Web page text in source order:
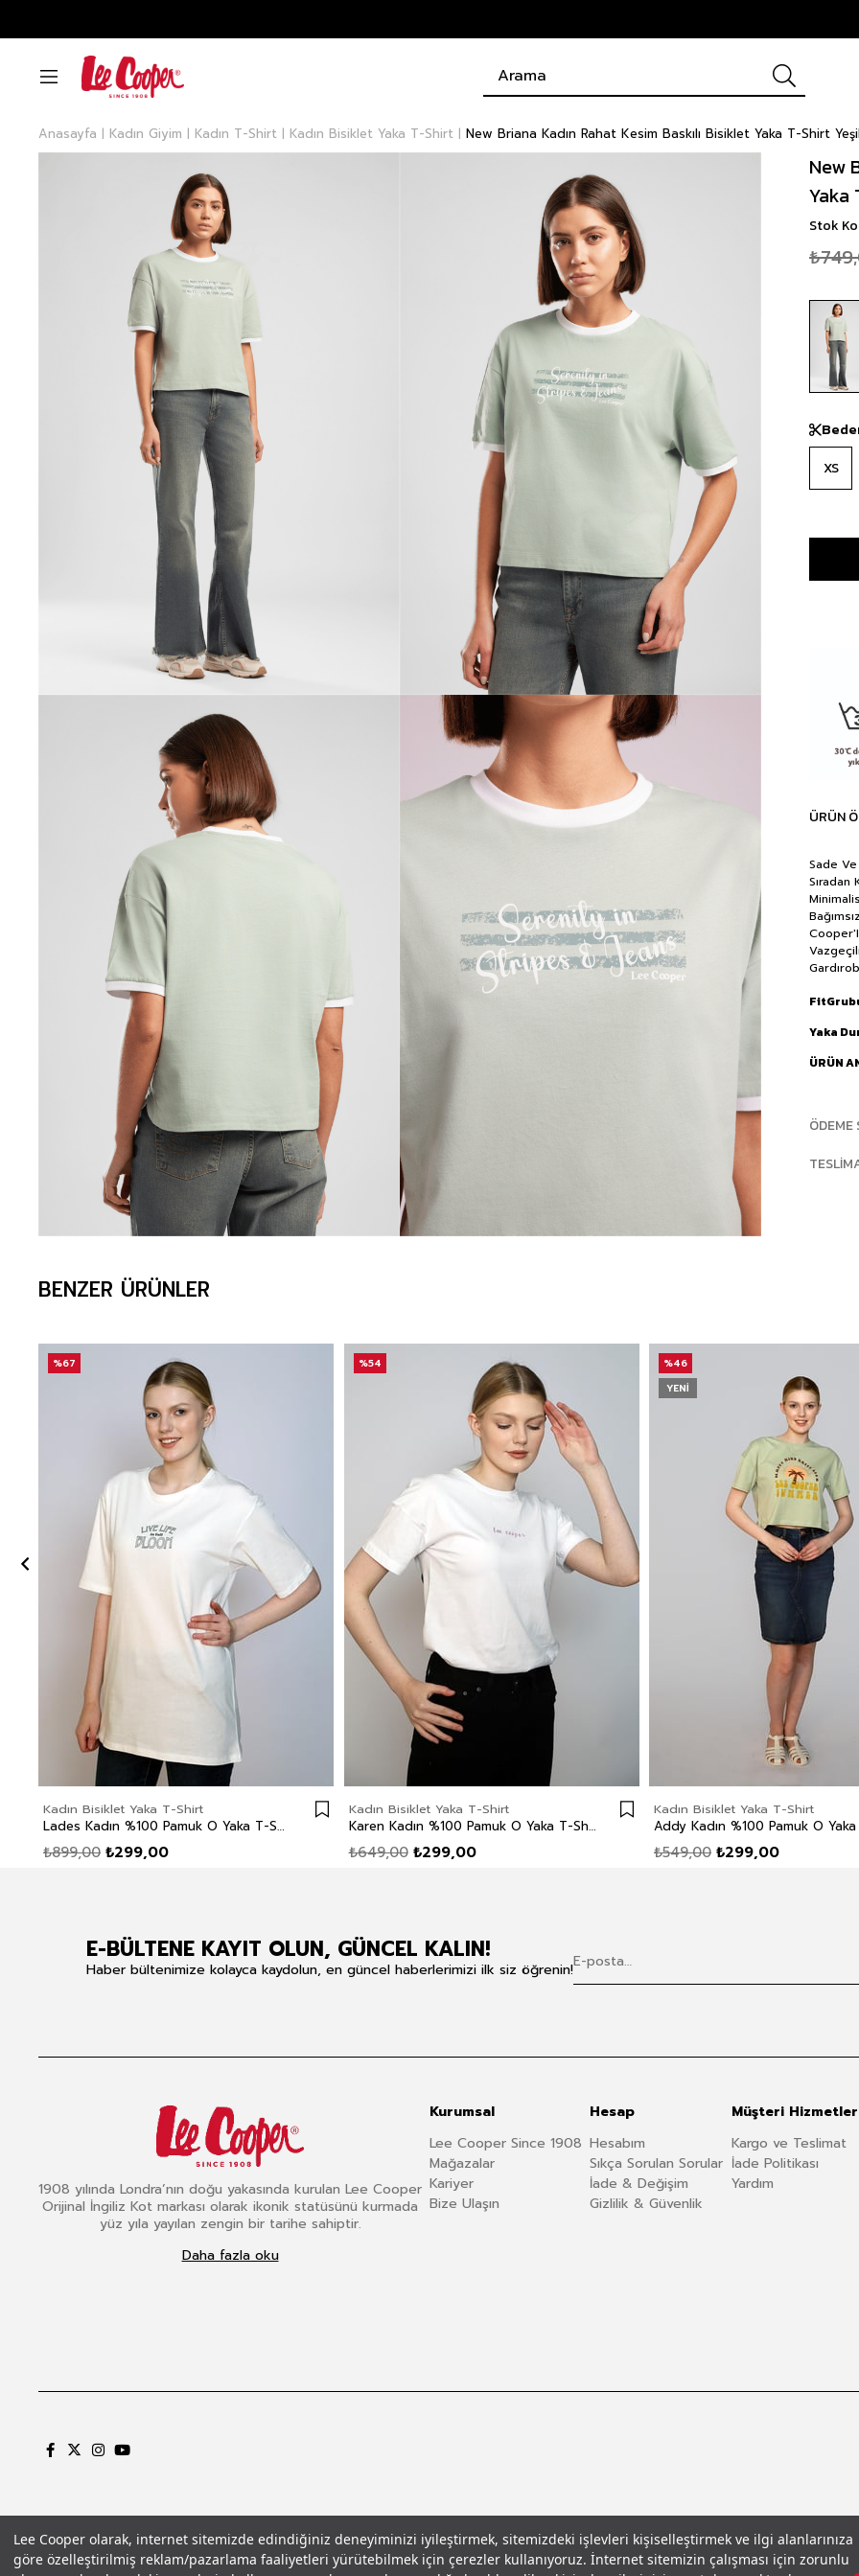
Lee Cooper olarak, internet sitemizde edindiğiniz deneyiminizi iyileştirmek, sitemizdeki işlevleri kişiselleştirmek ve ilgi alanlarınıza
göre özelleştirilmiş reklam/pazarlama faaliyetleri yürütebilmek için çerezler kullanıyoruz. İnternet sitemizin çalışması için zorunlu
Anasayfa Kadın Giyim Kadın T-Shirt Kadın Bisiklet Yaka T-Shirt New Briana Kadın Rahat Kesim Baskılı Bisiklet Yaka T-Shirt Yeşil
New
Yaka
Stok
XS
ÜRÜN
Sade
Yaka
ÜRÜN
ÖDEME
BENZER ÜRÜNLER
Kadın Bisiklet Yaka T-Shirt
Lades Kadın %100 Pamuk O Yaka T-Shirt Ekru
₺299,00
₺899,00
%67
Kadın Bisiklet Yaka T-Shirt
Karen Kadın %100 Pamuk O Yaka T-Shirt Beyaz
₺299,00
₺649,00
%54
Kadın Bisiklet Yaka T-Shirt
₺299,00
₺549,00
%46
YENI
E-BÜLTENE KAYIT OLUN, GÜNCEL KALIN!
Haber bültenimize kolayca kaydolun, en güncel haberlerimizi ilk siz öğrenin!
1908 yılında Londra’nın doğu yakasında kurulan Lee Cooper
Orijinal İngiliz Kot markası olarak ikonik statüsünü kurmada
yüz yıla yayılan zengin bir tarihe sahiptir.
Daha fazla oku
Kurumsal
Lee Cooper Since 1908
Mağazalar
Kariyer
Bize Ulaşın
Hesap
Hesabım
Sıkça Sorulan Sorular
İade & Değişim
Gizlilik & Güvenlik
Müşteri
Kargo ve Teslimat
İade Politikası
Yardım
Gizlilik PolitikasıÇerez PolitikasıKVKK Aydınlatma MetniŞartlar ve Koşullar© 2026 Leecooper - Tüm Hakları Saklıdır.